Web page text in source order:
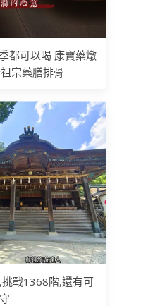
都可以喝 康寶藥燉
宗藥膳排骨
戰1368階,還有可